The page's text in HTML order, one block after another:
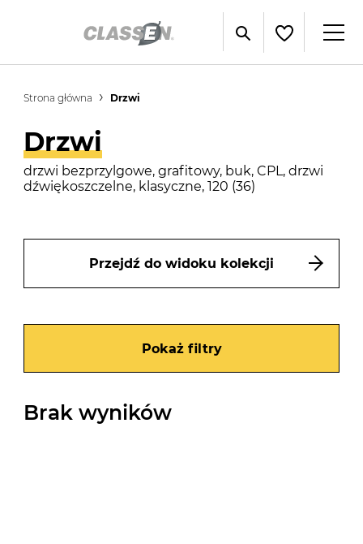
Strona główna Drzwi
Drzwi
drzwi bezprzylgowe, grafitowy, buk, CPL, drzwi
dźwiękoszczelne, klasyczne, 120 (36)
Przejdź do widoku kolekcji
Pokaż filtry
Brak wyników